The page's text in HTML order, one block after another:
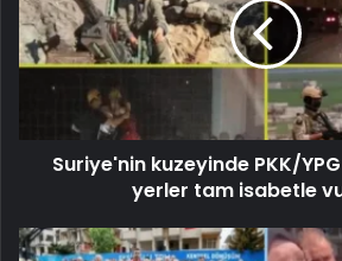
Suriye'nin kuzeyinde PKK/
yerler tam isabetle